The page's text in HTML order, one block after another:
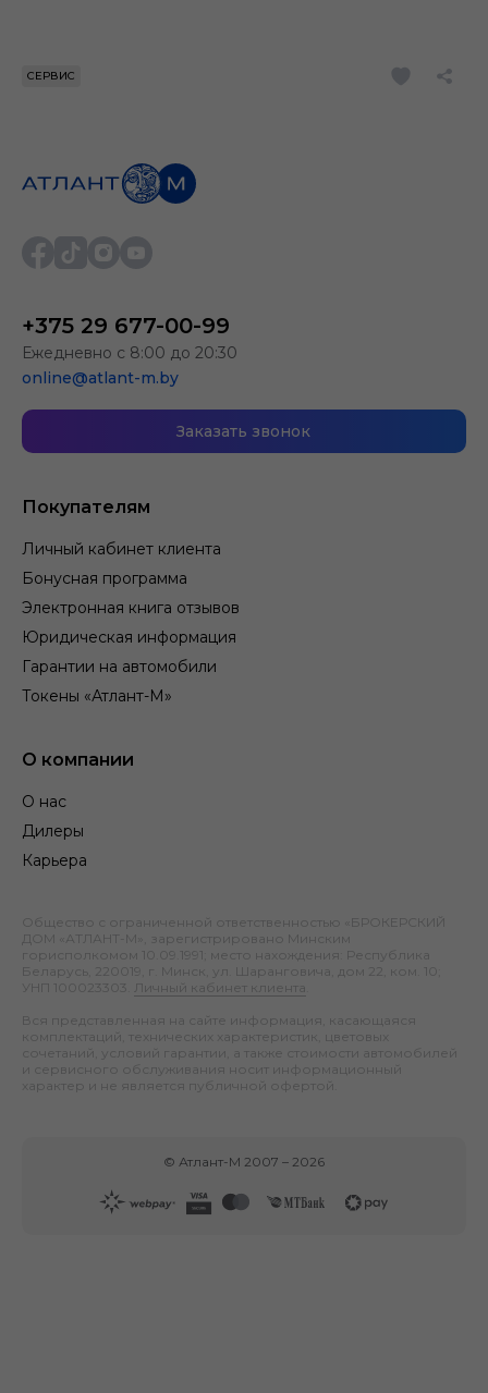
СЕРВИС
Покупателям
Личный кабинет клиента
Бонусная программа
Электронная книга отзывов
Юридическая информация
Гарантии на автомобили
Токены «Атлант-М»
О компании
О нас
Дилеры
Карьера
+375 29 677-00-99
Ежедневно с 8:00 до 20:30
online@atlant-m.by
Заказать звонок
Общество с ограниченной ответственностью «БРОКЕРСКИЙ
ДОМ «АТЛАНТ-М», зарегистрировано Минским
горисполкомом 10.09.1991; место нахождения: Республика
Беларусь, 220019, г. Минск, ул. Шаранговича, дом 22, ком. 10;
УНП 100023303.
Личный кабинет клиента
Вся представленная на сайте информация, касающаяся
комплектаций, технических характеристик, цветовых
сочетаний, условий гарантии, а также стоимости автомобилей
и сервисного обслуживания носит информационный
характер и не является публичной офертой.
© Атлант-М 2007 – 2026